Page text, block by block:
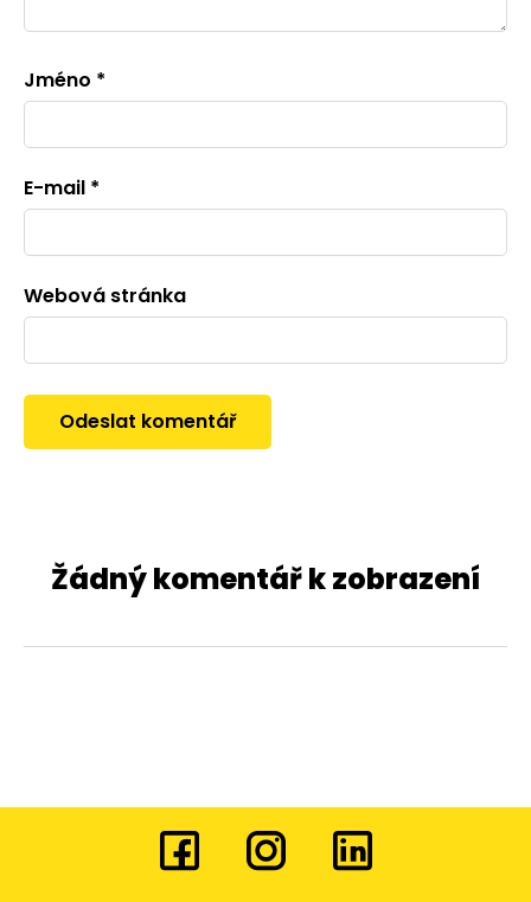
Jméno *
E-mail *
Webová stránka
Žádný komentář k zobrazení